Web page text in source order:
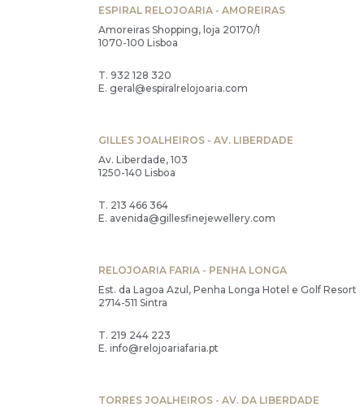
ESPIRAL RELOJOARIA - AMOREIRAS
Amoreiras Shopping, loja 20170/1
1070-100 Lisboa
T. 932 128 320
E. geral@espiralrelojoaria.com
GILLES JOALHEIROS - AV. LIBERDADE
Av. Liberdade, 103
1250-140 Lisboa
T. 213 466 364
E. avenida@gillesfinejewellery.com
RELOJOARIA FARIA - PENHA LONGA
Est. da Lagoa Azul, Penha Longa Hotel e Golf Resort
2714-511 Sintra
T. 219 244 223
E. info@relojoariafaria.pt
TORRES JOALHEIROS - AV. DA LIBERDADE